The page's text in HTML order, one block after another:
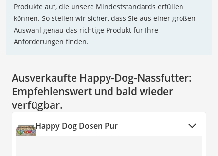
Produkte auf, die unsere Mindeststandards erfüllen
können. So stellen wir sicher, dass Sie aus einer großen
Auswahl genau das richtige Produkt für Ihre
Anforderungen finden.
Ausverkaufte Happy-Dog-Nassfutter:
Empfehlenswert und bald wieder
verfügbar.
Happy Dog Dosen Pur